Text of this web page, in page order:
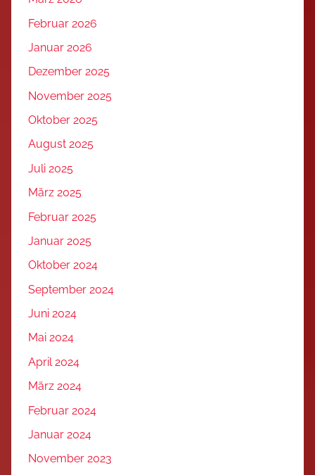
Februar 2026
Januar 2026
Dezember 2025
November 2025
Oktober 2025
August 2025
Juli 2025
März 2025
Februar 2025
Januar 2025
Oktober 2024
September 2024
Juni 2024
Mai 2024
April 2024
März 2024
Februar 2024
Januar 2024
November 2023